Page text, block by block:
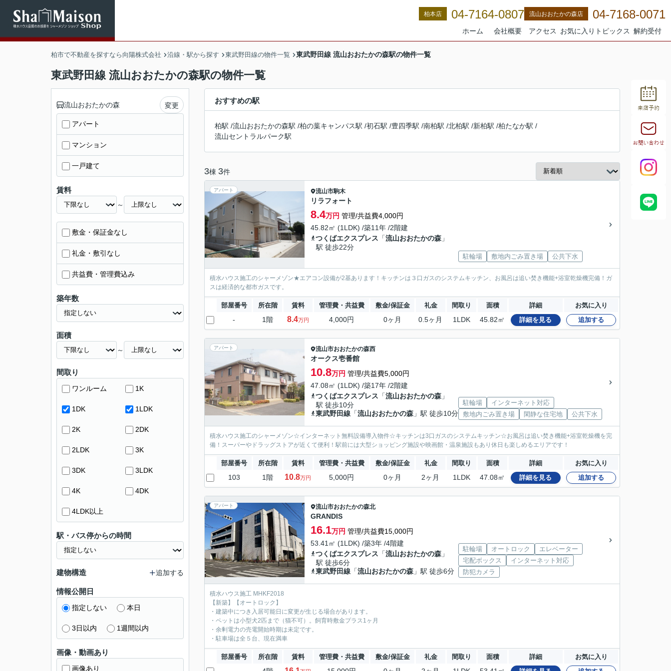
柏本店 04-7164-0807 流山おおたかの森店 04-7168-0071
ホーム 会社概要 アクセス お気に入り トピックス 解約受付
柏市で不動産を探すなら向陽株式会社 沿線・駅から探す 東武野田線の物件一覧 東武野田線 流山おおたかの森駅の物件一覧
東武野田線 流山おおたかの森駅の物件一覧
おすすめの駅
柏駅 /流山おおたかの森駅 /柏の葉キャンパス駅 /初石駅 /豊四季駅 /南柏駅 /北柏駅 /新柏駅 /柏たなか駅 /
流山セントラルパーク駅
3棟 3件
アパート 流山市駒木
リラフォート
8.4万円 管理/共益費4,000円
45.82㎡ (1LDK) /築11年 /2階建
つくばエクスプレス 「流山おおたかの森 」
駅 徒歩22分
駐輪場 敷地内ごみ置き場 公共下水
積水ハウス施工のシャーメゾン★エアコン設備が2基あります！キッチンは３口ガスのシステムキッチン、お風呂は追い焚き機能+浴室乾燥機完備！ガ
スは経済的な都市ガスです。
部屋番号 所在階 賃料 管理費・共益費 敷金/保証金 礼金 間取り 面積 詳細 お気に入り
- 1階 8.4万円 4,000円 0ヶ月 0.5ヶ月 1LDK 45.82㎡ 詳細を見る 追加する
アパート 流山市おおたかの森西
オークス壱番館
10.8万円 管理/共益費5,000円
47.08㎡ (1LDK) /築17年 /2階建
つくばエクスプレス 「流山おおたかの森 」
駅 徒歩10分
東武野田線 「流山おおたかの森 」駅 徒歩10分
駐輪場
インターネット対応
敷地内ごみ置き場
閑静な住宅地 公共下水
積水ハウス施工のシャーメゾン☆インターネット無料設備導入物件☆キッチンは3口ガスのシステムキッチン☆お風呂は追い焚き機能+浴室乾燥機を完
備！スーパーやドラッグストアが近くて便利！駅前には大型ショッピング施設や映画館・温泉施設もあり休日も楽しめるエリアです！
部屋番号 所在階 賃料 管理費・共益費 敷金/保証金 礼金 間取り 面積 詳細 お気に入り
103 1階 10.8万円 5,000円 0ヶ月 2ヶ月 1LDK 47.08㎡ 詳細を見る 追加する
アパート 流山市おおたかの森北
GRANDIS
16.1万円 管理/共益費15,000円
53.41㎡ (1LDK) /築3年 /4階建
つくばエクスプレス 「流山おおたかの森 」
駅 徒歩6分
東武野田線 「流山おおたかの森 」駅 徒歩6分
駐輪場 オートロック
エレベーター
宅配ボックス
インターネット対応
防犯カメラ
積水ハウス施工 MHKF2018
【新築】【オートロック】
・建築中につき入居可能日に変更が生じる場合があります。
・ペットは小型犬2匹まで（猫不可）。飼育時敷金プラス1ヶ月
・余剰電力の売電開始時期は未定です。
・駐車場は全５台、現在満車
部屋番号 所在階 賃料 管理費・共益費 敷金/保証金 礼金 間取り 面積 詳細 お気に入り
流山おおたかの森 変更
アパート
マンション
一戸建て
賃料
～
敷金・保証金なし
礼金・敷引なし
共益費・管理費込み
築年数
面積
～
間取り
ワンルーム 1K
1DK 1LDK
2K 2DK
2LDK 3K
3DK 3LDK
4K 4DK
4LDK以上
駅・バス停からの時間
建物構造 追加する
情報公開日
指定しない 本日
3日以内 1週間以内
画像・動画あり
画像あり